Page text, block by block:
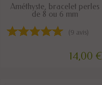
DISPONIBLE
Améthyste, bracelet perles
de 8 ou 6 mm
(9 avis)
14,00 €